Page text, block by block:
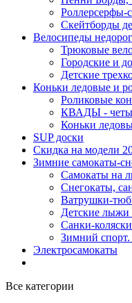
Роллерсерфы-
Скейтборды
Велосипеды
Трюковые
Городские и
Детские
Коньки ледовые и
Роликовые
КВАДЫ -
Коньки
SUP доски
Скидка на модели
Зимние самокаты-
Самокаты на
Снегокаты,
Ватрушки-
Детские лыжи
Санки-
Зимний
Электросамокаты
Все категории